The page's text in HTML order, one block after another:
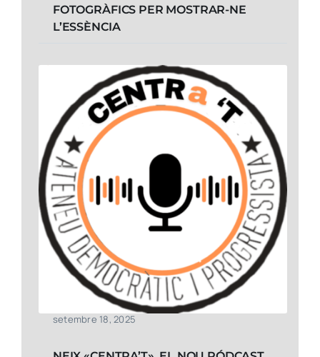
FOTOGRÀFICS PER MOSTRAR-NE
L’ESSÈNCIA
setembre 18, 2025